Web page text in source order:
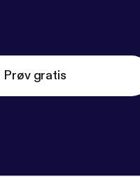
Prøv gratis